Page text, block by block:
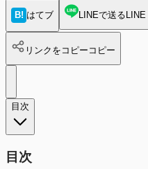
B! はてブ LINEで送る LINE
リンクをコピー コピー
目次
目次